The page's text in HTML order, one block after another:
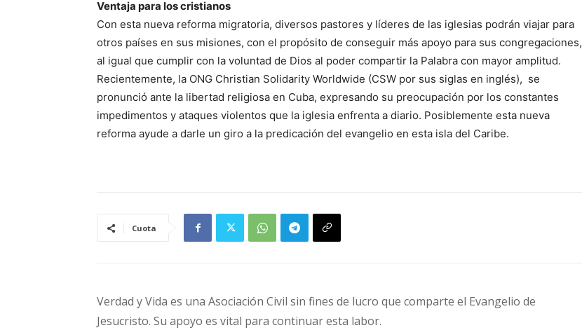
Ventaja para los cristianos
Con esta nueva reforma migratoria, diversos pastores y líderes de las iglesias podrán viajar para
otros países en sus misiones, con el propósito de conseguir más apoyo para sus congregaciones,
al igual que cumplir con la voluntad de Dios al poder compartir la Palabra con mayor amplitud.
Recientemente, la ONG Christian Solidarity Worldwide (CSW por sus siglas en inglés), se
pronunció ante la libertad religiosa en Cuba, expresando su preocupación por los constantes
impedimentos y ataques violentos que la iglesia enfrenta a diario. Posiblemente esta nueva
reforma ayude a darle un giro a la predicación del evangelio en esta isla del Caribe.
Cuota
Verdad y Vida es una Asociación Civil sin fines de lucro que comparte el Evangelio de
Jesucristo. Su apoyo es vital para continuar esta labor.